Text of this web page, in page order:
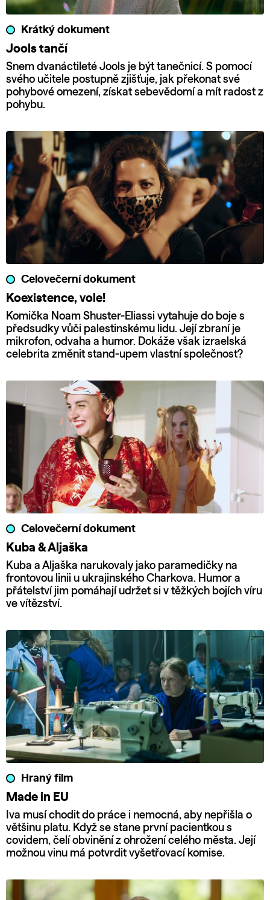
Krátký dokument
Jools tančí
Snem dvanáctileté Jools je být tanečnicí. S pomocí
svého učitele postupně zjišťuje, jak překonat své
pohybové omezení, získat sebevědomí a mít radost z
pohybu.
Celovečerní dokument
Koexistence, vole!
Komička Noam Shuster-Eliassi vytahuje do boje s
předsudky vůči palestinskému lidu. Její zbraní je
mikrofon, odvaha a humor. Dokáže však izraelská
celebrita změnit stand-upem vlastní společnost?
Celovečerní dokument
Kuba & Aljaška
Kuba a Aljaška narukovaly jako paramedičky na
frontovou linii u ukrajinského Charkova. Humor a
přátelství jim pomáhají udržet si v těžkých bojích víru
ve vítězství.
Hraný film
Made in EU
Iva musí chodit do práce i nemocná, aby nepřišla o
většinu platu. Když se stane první pacientkou s
covidem, čelí obvinění z ohrožení celého města. Její
možnou vinu má potvrdit vyšetřovací komise.